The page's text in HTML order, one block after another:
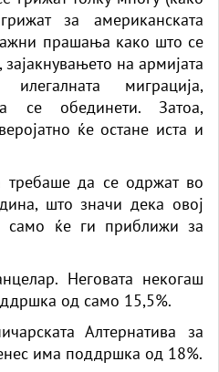
за американската
прашања како што се
на армијата
миграција,
се обединети. Затоа,
ќе остане иста и
требаше да се одржат во
што значи дека овој
само ќе ги приближи за
Неговата некогаш
од само 15,5%.
Алтернатива за
има поддршка од 18%.